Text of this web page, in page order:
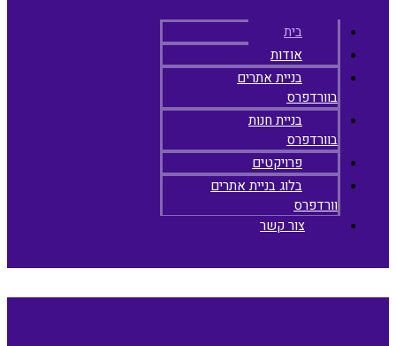
בית
אודות
בניית אתרים
בוורדפרס
בניית חנות
בוורדפרס
פרויקטים
בלוג בניית אתרים
וורדפרס
צור קשר